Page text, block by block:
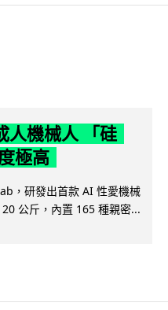
人機械人 「硅
極高
，研發出首款 AI 性愛機械
公斤，內置 165 種親密...